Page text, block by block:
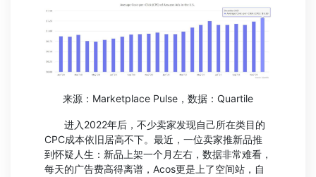
来源：Marketplace Pulse，数据：Quartile
进入2022年后，不少卖家发现自己所在类目的
CPC成本依旧居高不下。最近，一位卖家推新品推
到怀疑人生：新品上架一个月左右，数据非常难看，
每天的广告费高得离谱，Acos更是上了空间站，自